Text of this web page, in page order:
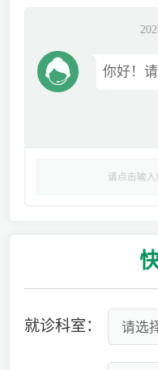
你好！
就诊科室：